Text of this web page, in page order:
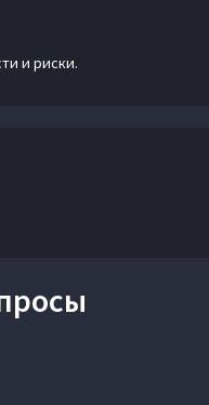
и риски.